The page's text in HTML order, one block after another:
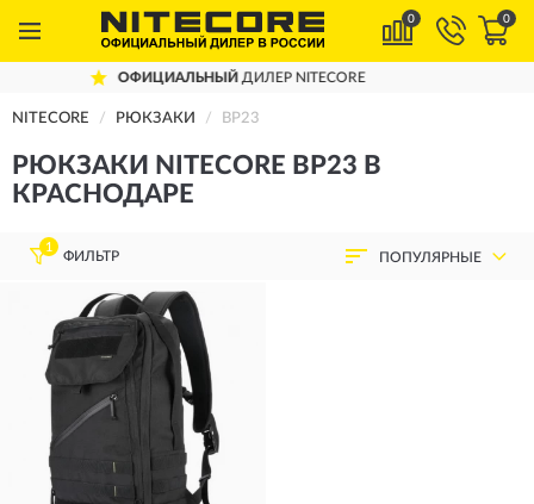
0 0
ОФИЦИАЛЬНЫЙДИЛЕР NITECORE
NITECORE РЮКЗАКИ BP23
РЮКЗАКИ NITECORE BP23 В
КРАСНОДАРЕ
1
ФИЛЬТР ПОПУЛЯРНЫЕ